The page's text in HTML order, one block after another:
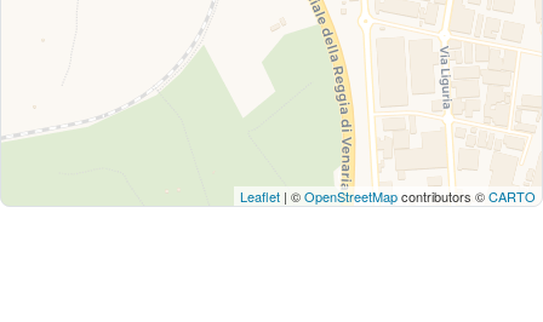
Leaflet | ©OpenStreetMapcontributors ©CARTO